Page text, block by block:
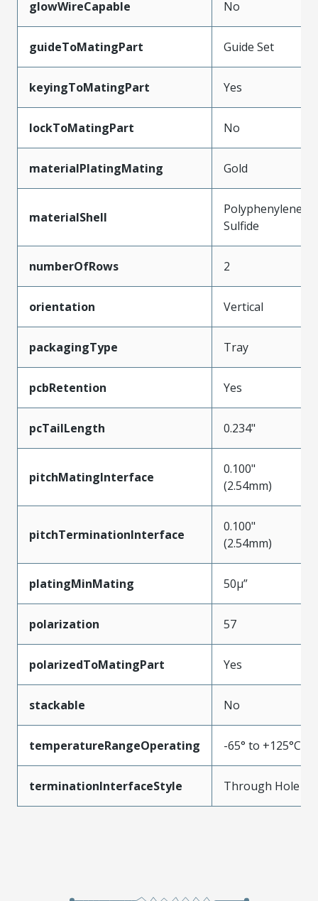
glowWireCapable No
guideToMatingPart Guide Set
keyingToMatingPart Yes
lockToMatingPart No
materialPlatingMating Gold
materialShell
Polyphenylene
Sulfide
numberOfRows 2
orientation Vertical
packagingType Tray
pcbRetention Yes
pcTailLength 0.234"
pitchMatingInterface
0.100"
(2.54mm)
pitchTerminationInterface
0.100"
(2.54mm)
platingMinMating 50µ”
polarization 57
polarizedToMatingPart Yes
stackable No
temperatureRangeOperating -65° to +125°C
terminationInterfaceStyle Through Hole